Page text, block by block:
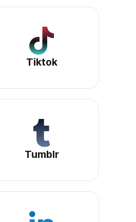
Tiktokサービスページへ
Tiktok
Tumblrサービスページへ
Tumblr